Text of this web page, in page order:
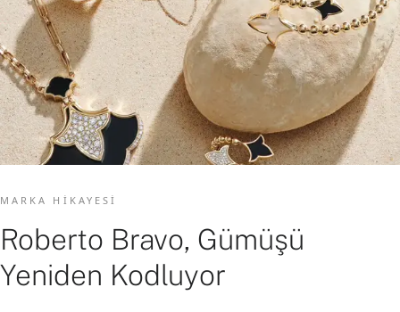
MARKA HIKAYESI
Roberto Bravo, Gümüşü
Yeniden Kodluyor